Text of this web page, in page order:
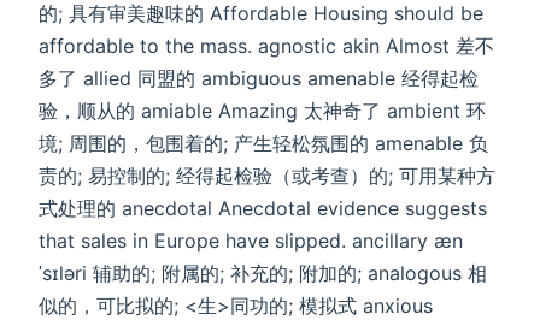
的; 具有审美趣味的 Affordable Housing should be
affordable to the mass. agnostic akin Almost 差不
多了 allied 同盟的 ambiguous amenable 经得起检
验，顺从的 amiable Amazing 太神奇了 ambient 环
境; 周围的，包围着的; 产生轻松氛围的 amenable 负
责的; 易控制的; 经得起检验（或考查）的; 可用某种方
式处理的 anecdotal Anecdotal evidence suggests
that sales in Europe have slipped. ancillary æn
ˈsɪləri 辅助的; 附属的; 补充的; 附加的; analogous 相
似的，可比拟的; <生>同功的; 模拟式 anxious